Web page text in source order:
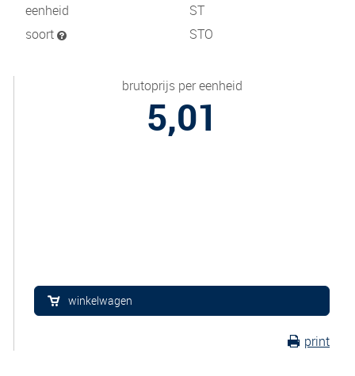
eenheid
ST
soort
STO
brutoprijs per eenheid
5,01
winkelwagen
print